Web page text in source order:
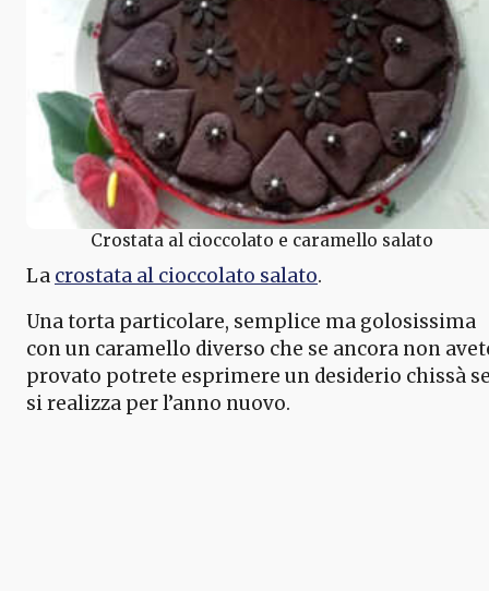
Crostata al cioccolato e caramello salato
La crostata al cioccolato salato.
Una torta particolare, semplice ma golosissima
con un caramello diverso che se ancora non
provato potrete esprimere un desiderio chissà
si realizza per l’anno nuovo.